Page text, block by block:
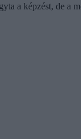
a képzést, de a